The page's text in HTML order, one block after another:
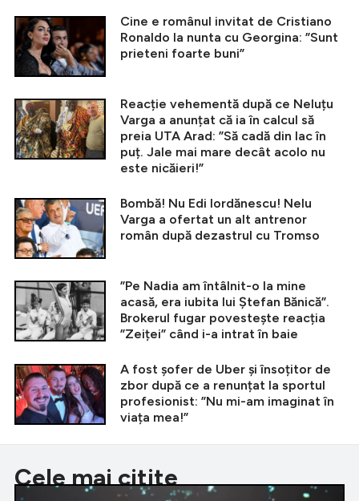
Cine e românul invitat de Cristiano
Ronaldo la nunta cu Georgina: ”Sunt
prieteni foarte buni”
Reacție vehementă după ce Neluțu
Varga a anunțat că ia în calcul să
preia UTA Arad: ”Să cadă din lac în
puț. Jale mai mare decât acolo nu
este nicăieri!”
Bombă! Nu Edi Iordănescu! Nelu
Varga a ofertat un alt antrenor
român după dezastrul cu Tromso
”Pe Nadia am întâlnit-o la mine
acasă, era iubita lui Ștefan Bănică”.
Brokerul fugar povestește reacția
”Zeiței” când i-a intrat în baie
A fost șofer de Uber și însoțitor de
zbor după ce a renunțat la sportul
profesionist: ”Nu mi-am imaginat în
viața mea!”
Cele mai citite